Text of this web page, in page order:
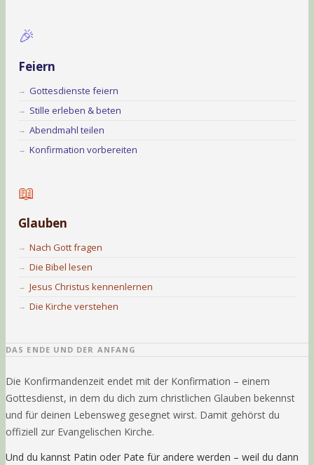
🎉
Feiern
Gottesdienste feiern
Stille erleben & beten
Abendmahl teilen
Konfirmation vorbereiten
📖
Glauben
Nach Gott fragen
Die Bibel lesen
Jesus Christus kennenlernen
Die Kirche verstehen
DAS ENDE UND DER ANFANG
Die Konfirmandenzeit endet mit der Konfirmation – einem
Gottesdienst, in dem du dich zum christlichen Glauben bekennst
und für deinen Lebensweg gesegnet wirst. Damit gehörst du
offiziell zur Evangelischen Kirche.
Und du kannst Patin oder Pate für andere werden – weil du dann